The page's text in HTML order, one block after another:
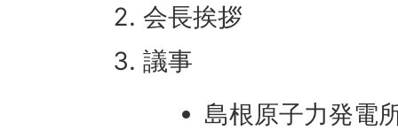
会長挨拶
議事
島根原子力発電